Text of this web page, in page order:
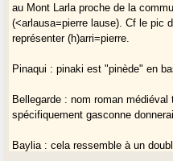
au Mont Larla proche de la
(<arlausa=pierre lause). Cf le pic
représenter (h)arri=pierre.
Pinaqui : pinaki est "pinède" en
Bellegarde : nom roman
spécifiquement gasconne
Baylia : cela ressemble à un